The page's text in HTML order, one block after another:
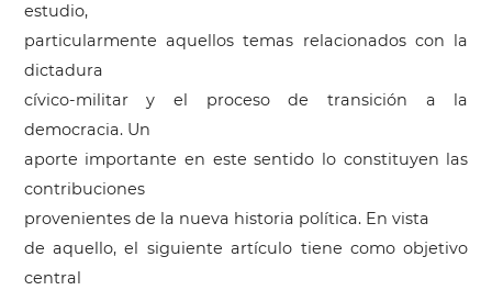
estudio,
particularmente aquellos temas relacionados con la
dictadura
cívico-militar y el proceso de transición a la
democracia. Un
aporte importante en este sentido lo constituyen las
contribuciones
provenientes de la nueva historia política. En vista
de aquello, el siguiente artículo tiene como objetivo
central